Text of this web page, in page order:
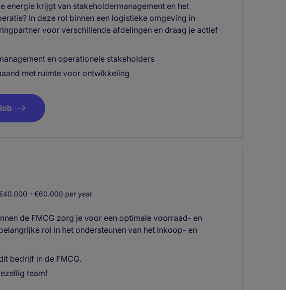
energie krijgt van stakeholdermanagement en het
In deze rol binnen een logistieke omgeving in
voor verschillende afdelingen en draag je actief
en operationele stakeholders
met ruimte voor ontwikkeling
- €60.000 per year
de FMCG zorg je voor een optimale voorraad- en
rol in het ondersteunen van het inkoop- en
bedrijf in de FMCG.
team!